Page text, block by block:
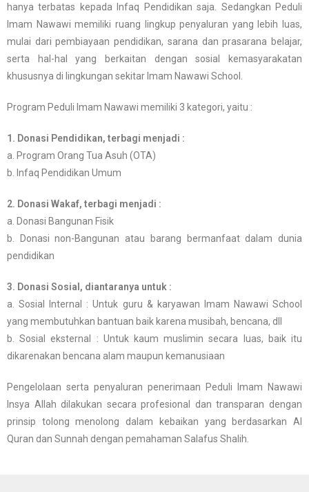
hanya terbatas kepada Infaq Pendidikan saja. Sedangkan Peduli
Imam Nawawi memiliki ruang lingkup penyaluran yang lebih luas,
mulai dari pembiayaan pendidikan, sarana dan prasarana belajar,
serta hal-hal yang berkaitan dengan sosial kemasyarakatan
khususnya di lingkungan sekitar Imam Nawawi School.
Program Peduli Imam Nawawi memiliki 3 kategori, yaitu :
1. Donasi Pendidikan, terbagi menjadi :
a. Program Orang Tua Asuh (OTA)
b. Infaq Pendidikan Umum
2. Donasi Wakaf, terbagi menjadi :
a. Donasi Bangunan Fisik
b. Donasi non-Bangunan atau barang bermanfaat dalam dunia
pendidikan
3. Donasi Sosial, diantaranya untuk :
a. Sosial Internal : Untuk guru & karyawan Imam Nawawi School
yang membutuhkan bantuan baik karena musibah, bencana, dll
b. Sosial eksternal : Untuk kaum muslimin secara luas, baik itu
dikarenakan bencana alam maupun kemanusiaan
Pengelolaan serta penyaluran penerimaan Peduli Imam Nawawi
Insya Allah dilakukan secara profesional dan transparan dengan
prinsip tolong menolong dalam kebaikan yang berdasarkan Al
Quran dan Sunnah dengan pemahaman Salafus Shalih.